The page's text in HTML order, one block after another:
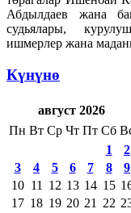
Абдылдаев жана
судьялары,
ишмерлер жана
Күнүнө
август 2026
Пн Вт Ср Чт Пт Сб
1
2
3
4 5 6 7 8
9
10 11 12 13 14 15
17 18 19 20 21 22